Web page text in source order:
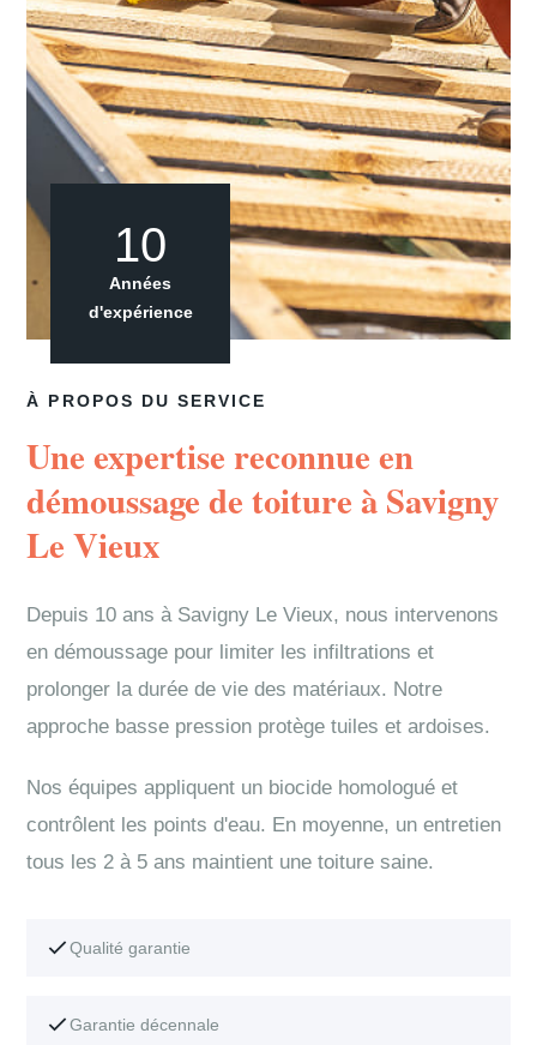
À PROPOS DU SERVICE
Une expertise reconnue en
démoussage de toiture à Savigny
Le Vieux
Depuis 10 ans à Savigny Le Vieux, nous intervenons
en démoussage pour limiter les infiltrations et
prolonger la durée de vie des matériaux. Notre
approche basse pression protège tuiles et ardoises.
Nos équipes appliquent un biocide homologué et
contrôlent les points d'eau. En moyenne, un entretien
tous les 2 à 5 ans maintient une toiture saine.
Qualité garantie
Garantie décennale
10
Années
d'expérience